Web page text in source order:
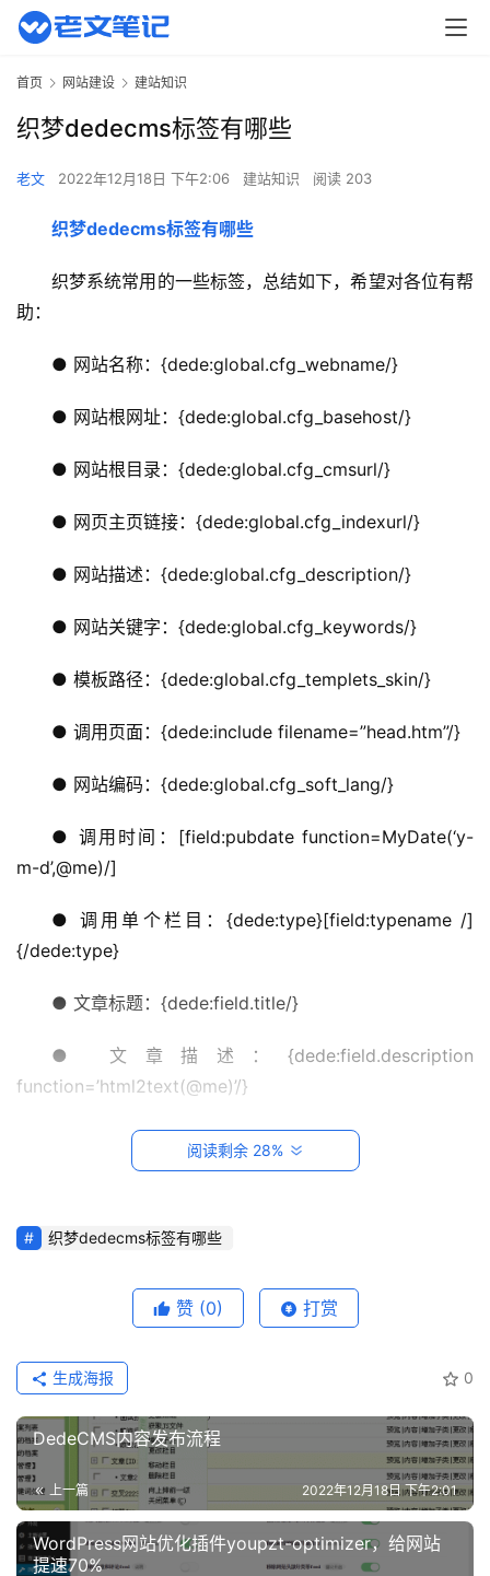
主
关
识
络
码
热
游
攻
略
知
注册
首页 网站建设 建站知识
织梦dedecms标签有哪些
老文 2022年12月18日 下午2:06 建站知识 阅读 203
织梦dedecms标签有哪些
织梦系统常用的一些标签，总结如下，希望对各位有帮
助：
● 网站名称：{dede:global.cfg_webname/}
● 网站根网址：{dede:global.cfg_basehost/}
● 网站根目录：{dede:global.cfg_cmsurl/}
● 网页主页链接：{dede:global.cfg_indexurl/}
● 网站描述：{dede:global.cfg_description/}
● 网站关键字：{dede:global.cfg_keywords/}
● 模板路径：{dede:global.cfg_templets_skin/}
● 调用页面：{dede:include filename=”head.htm”/}
● 网站编码：{dede:global.cfg_soft_lang/}
● 调用时间：[field:pubdate function=MyDate(‘y-
m-d’,@me)/]
● 调用单个栏目：{dede:type}[field:typename /]
{/dede:type}
● 文章标题：{dede:field.title/}
● 文章描述：{dede:field.description
function=’html2text(@me)’/}
● 文章关键词：{dede:field.keywords/}
● 文章时间：{dede:field.pubdate function=”
● 文章来源：{dede:field.source/}
● 文章作者：{dede:field.writer/}
● 文章内容：{dede:field.body/}
● 上一篇：{dede:prenext get=’pre’/}
● 下一篇：{dede:prenext get=’next’/}
阅读剩余 28%
织梦dedecms标签有哪些
赞 (0) 打赏
0
生成海报
DedeCMS内容发布流程
上一篇 2022年12月18日 下午2:01
WordPress网站优化插件youpzt-optimizer，给网站
提速70%